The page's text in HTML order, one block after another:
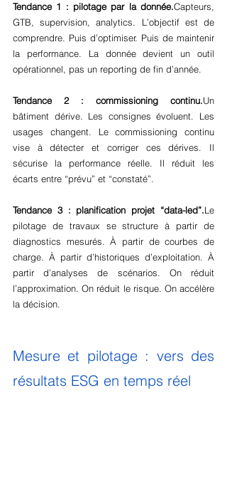
Tendance 1 : pilotage par la donnée.Capteurs,
GTB, supervision, analytics. L’objectif est de
comprendre. Puis d’optimiser. Puis de maintenir
la performance. La donnée devient un outil
opérationnel, pas un reporting de fin d’année.
Tendance 2 : commissioning continu.Un
bâtiment dérive. Les consignes évoluent. Les
usages changent. Le commissioning continu
vise à détecter et corriger ces dérives. Il
sécurise la performance réelle. Il réduit les
écarts entre “prévu” et “constaté”.
Tendance 3 : planification projet “data-led”.Le
pilotage de travaux se structure à partir de
diagnostics mesurés. À partir de courbes de
charge. À partir d’historiques d’exploitation. À
partir d’analyses de scénarios. On réduit
l’approximation. On réduit le risque. On accélère
la décision.
Mesure et pilotage : vers des
résultats ESG en temps réel